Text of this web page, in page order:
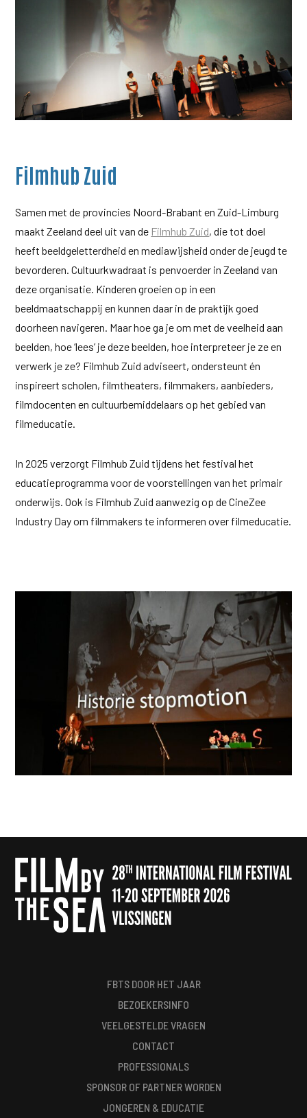
Filmhub Zuid
Samen met de provincies Noord-Brabant en Zuid-Limburg
maakt Zeeland deel uit van de Filmhub Zuid, die tot doel
heeft beeldgeletterdheid en mediawijsheid onder de jeugd te
bevorderen. Cultuurkwadraat is penvoerder in Zeeland van
deze organisatie. Kinderen groeien op in een
beeldmaatschappij en kunnen daar in de praktijk goed
doorheen navigeren. Maar hoe ga je om met de veelheid aan
beelden, hoe ‘lees’ je deze beelden, hoe interpreteer je ze en
verwerk je ze? Filmhub Zuid adviseert, ondersteunt én
inspireert scholen, filmtheaters, filmmakers, aanbieders,
filmdocenten en cultuurbemiddelaars op het gebied van
filmeducatie.
In 2025 verzorgt Filmhub Zuid tijdens het festival het
educatieprogramma voor de voorstellingen van het primair
onderwijs. Ook is Filmhub Zuid aanwezig op de CineZee
Industry Day om filmmakers te informeren over filmeducatie.
FBTS DOOR HET JAAR
BEZOEKERSINFO
VEELGESTELDE VRAGEN
CONTACT
PROFESSIONALS
SPONSOR OF PARTNER WORDEN
JONGEREN & EDUCATIE